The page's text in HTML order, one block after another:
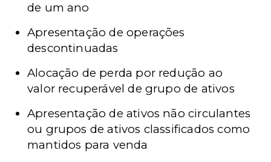
de um ano
Apresentação de operações
descontinuadas
Alocação de perda por redução ao
valor recuperável de grupo de ativos
Apresentação de ativos não circulantes
ou grupos de ativos classificados como
mantidos para venda